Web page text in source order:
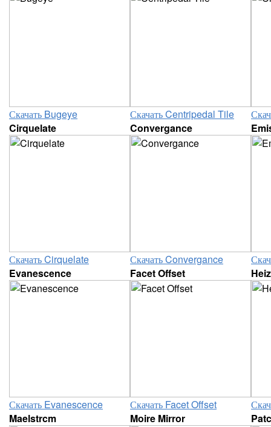
Скачать Bugeye Скачать Centripedal Tile
Cirquelate
Скачать Cirquelate
Convergance
Скачать Convergance
Evanescence
Скачать Evanescence
Facet Offset
Скачать Facet Offset
Maelstrcm
Moire Mirror